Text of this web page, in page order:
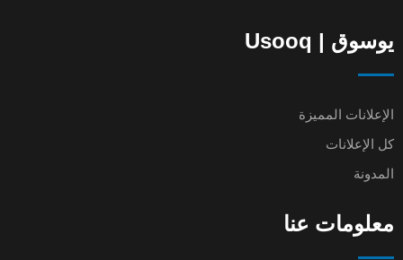
يوسوق | Usooq
الإعلانات المميزة
كل الإعلانات
المدونة
معلومات عنا